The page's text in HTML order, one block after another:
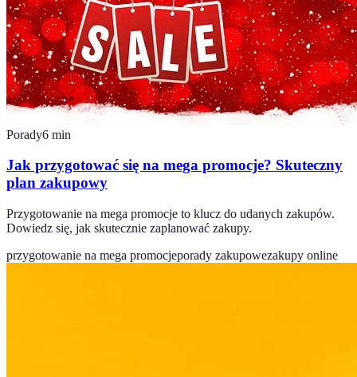
Porady6 min
Jak przygotować się na mega promocje? Skuteczny
plan zakupowy
Przygotowanie na mega promocje to klucz do udanych zakupów.
Dowiedz się, jak skutecznie zaplanować zakupy.
przygotowanie na mega promocjeporady zakupowezakupy online